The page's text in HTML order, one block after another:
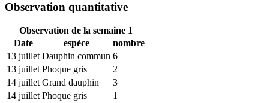
Observation quantitative
Observation de la semaine 1
Date
espèce
nombre
13 juillet Dauphin commun 6
13 juillet Phoque gris
2
14 juillet Grand dauphin
3
14 juillet Phoque gris
1